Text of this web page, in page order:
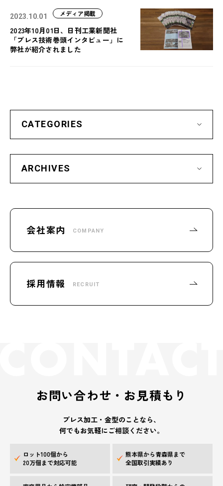
2023.10.01 メディア掲載
2023年10月01日、日刊工業新聞社
「プレス技術巻頭インタビュー」に
弊社が紹介されました
CATEGORIES
ARCHIVES
会社案内 COMPANY
採用情報 RECRUIT
お問い合わせ・お見積もり
プレス加工・金型のことなら、
何でもお気軽にご相談ください。
ロット100個から
20万個まで対応可能
熊本県から青森県まで
全国取引実績あり